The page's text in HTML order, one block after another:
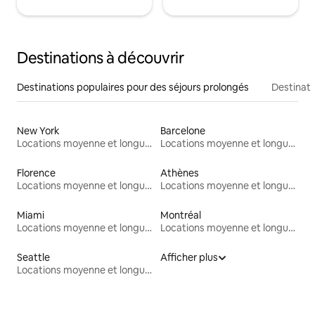
Destinations à découvrir
Destinations populaires pour des séjours prolongés
New York
Locations moyenne et longue durée
Barcelone
Locations moyenne et longue durée
Florence
Locations moyenne et longue durée
Athènes
Locations moyenne et longue durée
Miami
Locations moyenne et longue durée
Montréal
Locations moyenne et longue durée
Seattle
Locations moyenne et longue durée
Afficher plus